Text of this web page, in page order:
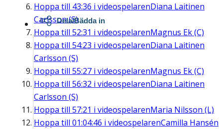
Hoppa till 43:36 i videospelarenDiana Laitinen
Carlsson (S)
Hoppa till 52:31 i videospelarenMagnus Ek (C)
Hoppa till 54:23 i videospelarenDiana Laitinen
Carlsson (S)
Hoppa till 55:27 i videospelarenMagnus Ek (C)
Hoppa till 56:32 i videospelarenDiana Laitinen
Carlsson (S)
Hoppa till 57:21 i videospelarenMaria Nilsson (L)
Hoppa till 01:04:46 i videospelarenCamilla Hansén
Dela/Bädda in